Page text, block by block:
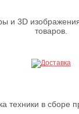
и 3D
товаров.
техники в сборе